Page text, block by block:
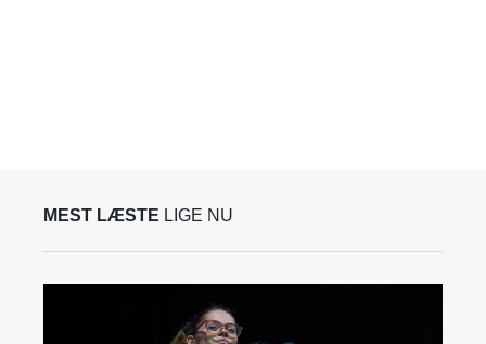
MEST LÆSTE LIGE NU